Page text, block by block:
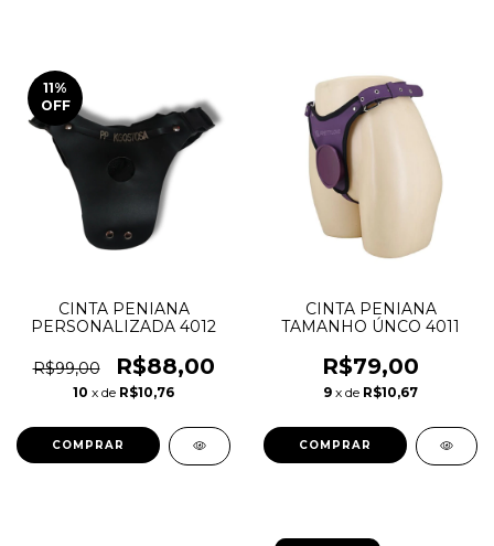
11%
OFF
CINTA PENIANA
PERSONALIZADA 4012
R$99,00 R$88,00
10 x de R$10,76
CINTA PENIANA
TAMANHO ÚNCO 4011
R$79,00
9 x de R$10,67